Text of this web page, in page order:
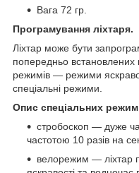
Вага 72 гр.
Програмування ліхтаря.
Ліхтар може бути
попередньо встановлених
режимів — режими
спеціальні режими.
Опис спеціальних
стробоскоп — дуже
частотою 10 разів на
велорежим — ліхтар